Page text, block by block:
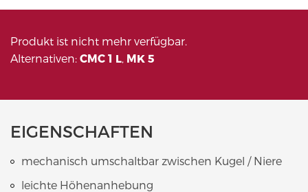
Produkt ist nicht mehr verfügbar.
Alternativen: CMC 1 L, MK 5
EIGENSCHAFTEN
mechanisch umschaltbar zwischen Kugel / Niere
leichte Höhenanhebung